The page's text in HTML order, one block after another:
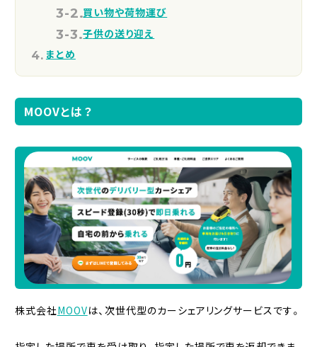
買い物や荷物運び
子供の送り迎え
まとめ
MOOVとは？
株式会社MOOVは、次世代型のカーシェアリングサービスです。